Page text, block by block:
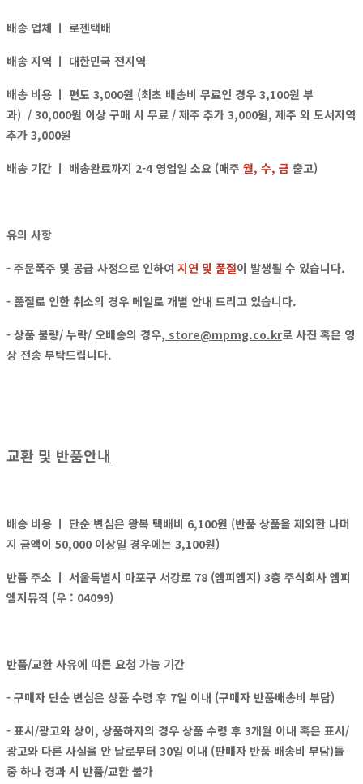
배송 업체 ㅣ 로젠택배
배송 지역 ㅣ 대한민국 전지역
배송 비용 ㅣ 편도 3,000원 (최초 배송비 무료인 경우 3,100원 부
과) / 30,000원 이상 구매 시 무료 / 제주 추가 3,000원, 제주 외 도서지역
추가 3,000원
배송 기간 ㅣ 배송완료까지 2-4 영업일 소요 (매주 월, 수, 금 출고)
유의 사항
- 주문폭주 및 공급 사정으로 인하여 지연 및 품절이 발생될 수 있습니다.
- 품절로 인한 취소의 경우 메일로 개별 안내 드리고 있습니다.
- 상품 불량/ 누락/ 오배송의 경우, store@mpmg.co.kr로 사진 혹은 영
상 전송 부탁드립니다.
교환 및 반품안내
배송 비용 ㅣ 단순 변심은 왕복 택배비 6,100원 (반품 상품을 제외한 나머
지 금액이 50,000 이상일 경우에는 3,100원)
반품 주소 ㅣ 서울특별시 마포구 서강로 78 (엠피엠지) 3층 주식회사 엠피
엠지뮤직 (우 : 04099)
반품/교환 사유에 따른 요청 가능 기간
- 구매자 단순 변심은 상품 수령 후 7일 이내 (구매자 반품배송비 부담)
- 표시/광고와 상이, 상품하자의 경우 상품 수령 후 3개월 이내 혹은 표시/
광고와 다른 사실을 안 날로부터 30일 이내 (판매자 반품 배송비 부담)둘
중 하나 경과 시 반품/교환 불가